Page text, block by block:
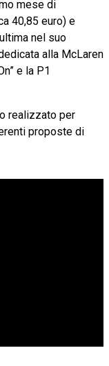
mese di
40,85 euro) e
nel suo
alla McLaren
e la P1
realizzato per
proposte di